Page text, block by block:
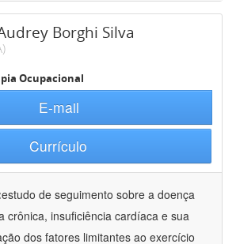
Borghi Silva
Ocupacional
E-mail
Currículo
estudo de seguimento sobre a doença
crônica, insuficiência cardíaca e sua
dos fatores limitantes ao exercício